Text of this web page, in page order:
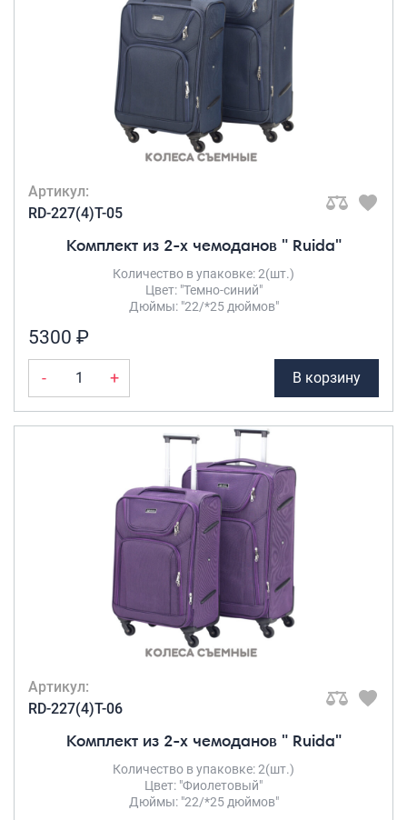
Артикул:
RD-227(4)T-05
Комплект из 2-х чемоданов " Ruida"
Количество в упаковке: 2(шт.)
Цвет: "Темно-синий"
Дюймы: "22/*25 дюймов"
5300 ₽
- + В корзину
Артикул:
RD-227(4)T-06
Комплект из 2-х чемоданов " Ruida"
Количество в упаковке: 2(шт.)
Цвет: "Фиолетовый"
Дюймы: "22/*25 дюймов"